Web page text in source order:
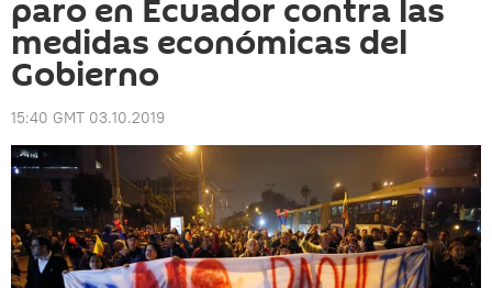
paro en Ecuador contra las
medidas económicas del
Gobierno
15:40 GMT 03.10.2019